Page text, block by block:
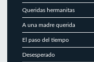
Queridas hermanitas
A una madre querida
El paso del tiempo
Desesperado